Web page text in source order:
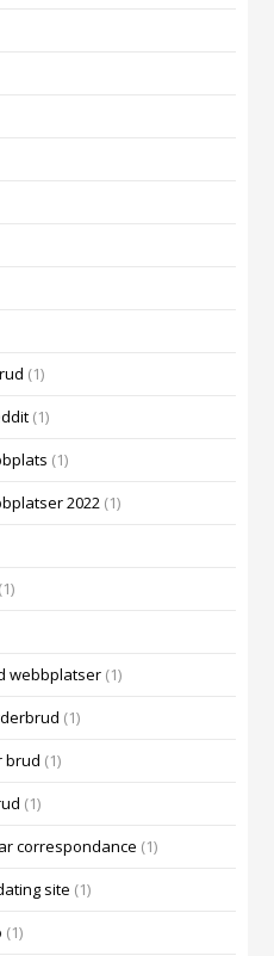
(1)
(1)
(1)
2022 (1)
(1)
webbplatser (1)
(1)
brud (1)
(1)
correspondance (1)
site (1)
(1)